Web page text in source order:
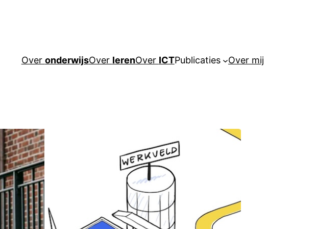
Over onderwijsOver lerenOver ICTPublicaties Over mij